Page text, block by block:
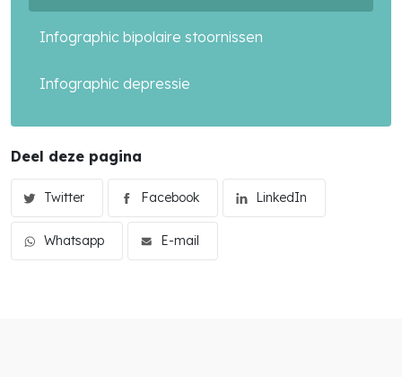
Infographic bipolaire stoornissen
Infographic depressie
Deel deze pagina
Twitter Facebook LinkedIn
Whatsapp E-mail